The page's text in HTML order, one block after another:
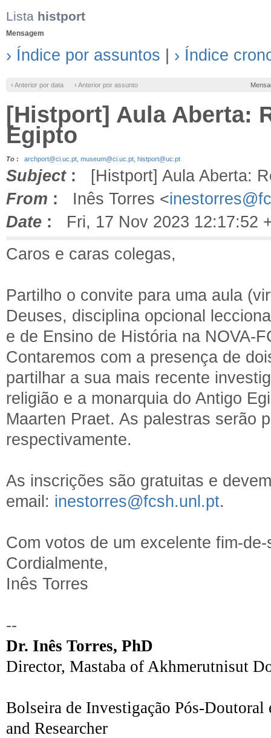
Lista histport
Mensagem
› Índice por assuntos › Índice
‹ Anterior por data ‹ Anterior por assunto
[Histport] Aula Aberta:
Egipto
To : archport@ci.uc.pt museum@ci.uc.pt histport@uc.pt
Subject: [Histport] Aula Aberta:
From : Inês Torres <
Date : Fri, 17 Nov 2023 12:17:52
Caros e caras colegas,
Partilho o convite para uma aula
Deuses, disciplina opcional
e de Ensino de História na NOVA-
Contaremos com a presença de
partilhar a sua mais recente
religião e a monarquia do Antigo
Maarten Praet. As palestras serão
respectivamente.
As inscrições são gratuitas e
email: inestorres@fcsh.unl.pt.
Com votos de um excelente fim-
Cordialmente,
Inês Torres
--
Dr. Inês Torres, PhD
Director, Mastaba of Akhmerutnisut
Bolseira de Investigação Pós-
and Researcher